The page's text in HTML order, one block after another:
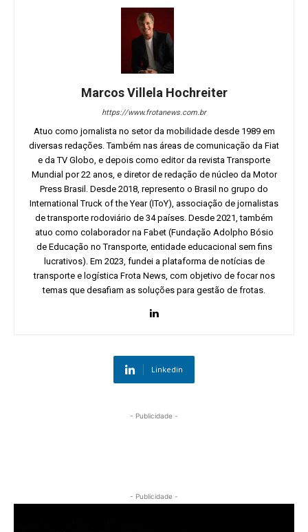
Marcos Villela Hochreiter
https://www.frotanews.com.br
Atuo como jornalista no setor da mobilidade desde 1989 em
diversas redações. Também nas áreas de comunicação da Fiat
e da TV Globo, e depois como editor da revista Transporte
Mundial por 22 anos, e diretor de redação de núcleo da Motor
Press Brasil. Desde 2018, represento o Brasil no grupo do
International Truck of the Year (IToY), associação de jornalistas
de transporte rodoviário de 34 países. Desde 2021, também
atuo como colaborador na Fabet (Fundação Adolpho Bósio
de Educação no Transporte, entidade educacional sem fins
lucrativos). Em 2023, fundei a plataforma de notícias de
transporte e logística Frota News, com objetivo de focar nos
temas que desafiam as soluções para gestão de frotas.
Linkedin
- Publicidade -
- Publicidade -